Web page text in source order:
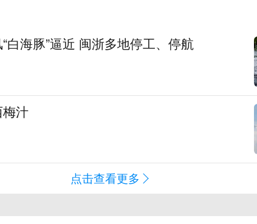
白海豚”逼近 闽浙多地停工、停航
汁
点击查看更多